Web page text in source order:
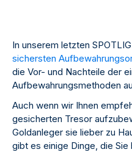
In unserem letzten
sichersten
die Vor- und Nachteile der
Aufbewahrungsmethoden
Auch wenn wir Ihnen
gesicherten Tresor
Goldanleger sie lieber zu
gibt es einige Dinge, die